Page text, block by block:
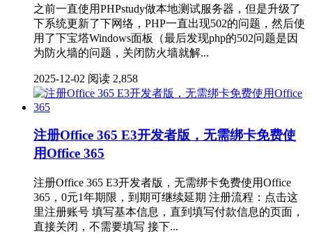
之前一直使用PHPstudy做本地测试服务器，但是升级了
下系统更新了下网络，PHP一直出现502的问题，然后使
用了下宝塔Windows面板（最后发现php的502问题是因
为防火墙的问题，关闭防火墙就解...
2025-12-02 阅读 2,858
注册Office 365 E3开发者版，无需绑卡免费使
用Office 365
注册Office 365 E3开发者版，无需绑卡免费使用Office
365，0元1年期限，到期可继续延期 注册流程：点击这
里注册账号 填写基本信息，直到填写付款信息的页面，
直接关闭，不需要填写 接下...